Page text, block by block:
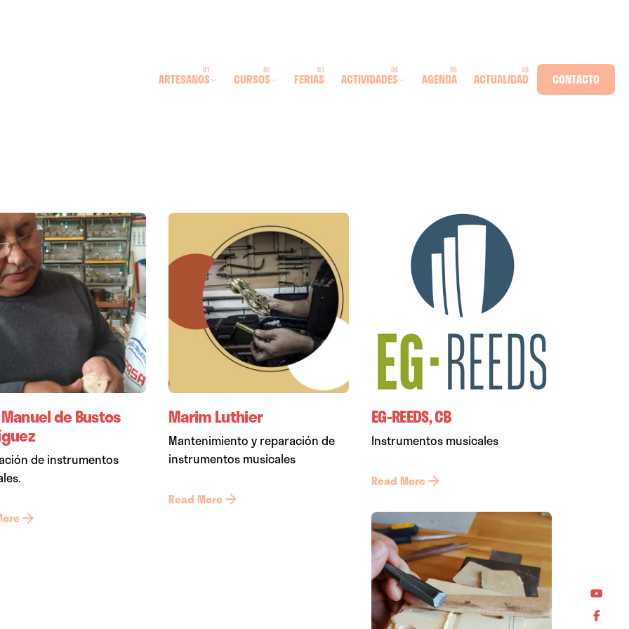
ARTESANOS CURSOS FERIAS ACTIVIDADES AGENDA ACTUALIDAD CONTACTO
de Bustos
de instrumentos
Marim Luthier
Mantenimiento y reparación de
instrumentos musicales
Read More
EG-REEDS, CB
Instrumentos musicales
Read More